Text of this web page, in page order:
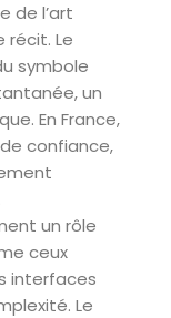
de l’art
récit. Le
symbole
un
En France,
confiance,
un rôle
ceux
interfaces
Le